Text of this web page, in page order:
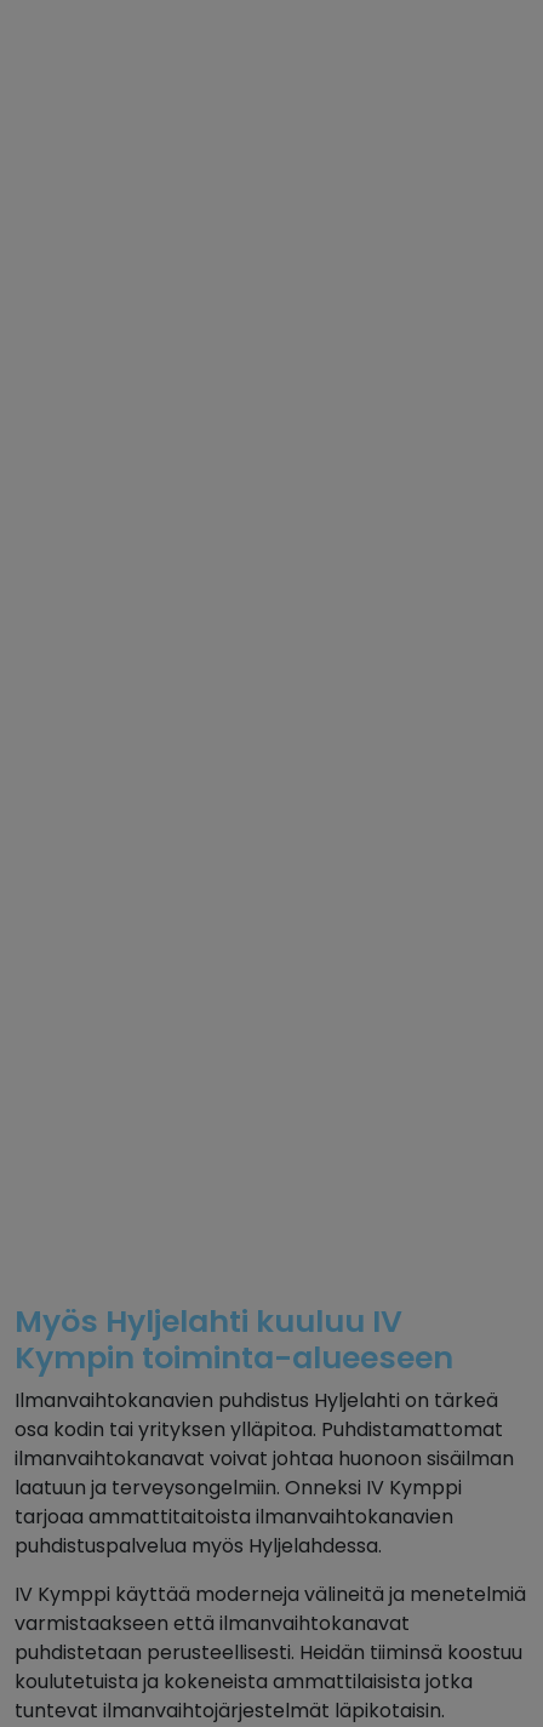
Myös Hyljelahti kuuluu IV
Kympin toiminta-alueeseen
Ilmanvaihtokanavien puhdistus Hyljelahti on tärkeä
osa kodin tai yrityksen ylläpitoa. Puhdistamattomat
ilmanvaihtokanavat voivat johtaa huonoon sisäilman
laatuun ja terveysongelmiin. Onneksi IV Kymppi
tarjoaa ammattitaitoista ilmanvaihtokanavien
puhdistuspalvelua myös Hyljelahdessa.
IV Kymppi käyttää moderneja välineitä ja menetelmiä
varmistaakseen että ilmanvaihtokanavat
puhdistetaan perusteellisesti. Heidän tiiminsä koostuu
koulutetuista ja kokeneista ammattilaisista jotka
tuntevat ilmanvaihtojärjestelmät läpikotaisin.